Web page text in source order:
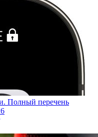
Полный перечень